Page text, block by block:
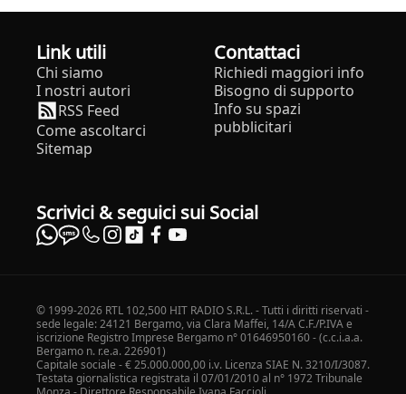
Link utili
Chi siamo
I nostri autori
RSS Feed
Come ascoltarci
Sitemap
Contattaci
Richiedi maggiori info
Bisogno di supporto
Info su spazi
pubblicitari
Scrivici & seguici sui Social
© 1999-2026 RTL 102,500 HIT RADIO S.R.L. - Tutti i diritti riservati -
sede legale: 24121 Bergamo, via Clara Maffei, 14/A C.F./P.IVA e
iscrizione Registro Imprese Bergamo n° 01646950160 - (c.c.i.a.a.
Bergamo n. r.e.a. 226901)
Capitale sociale - € 25.000.000,00 i.v. Licenza SIAE N. 3210/I/3087.
Testata giornalistica registrata il 07/01/2010 al n° 1972 Tribunale